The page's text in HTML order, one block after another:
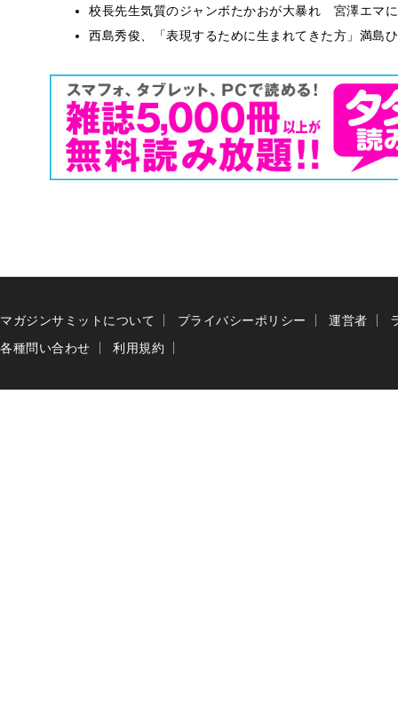
校長先生気質のジャンボたかおが大暴れ 宮澤エマ
西島秀俊、「表現するために生まれてきた方」満島
マガジンサミットについて プライバシーポリシー 運営者
各種問い合わせ
利用規約